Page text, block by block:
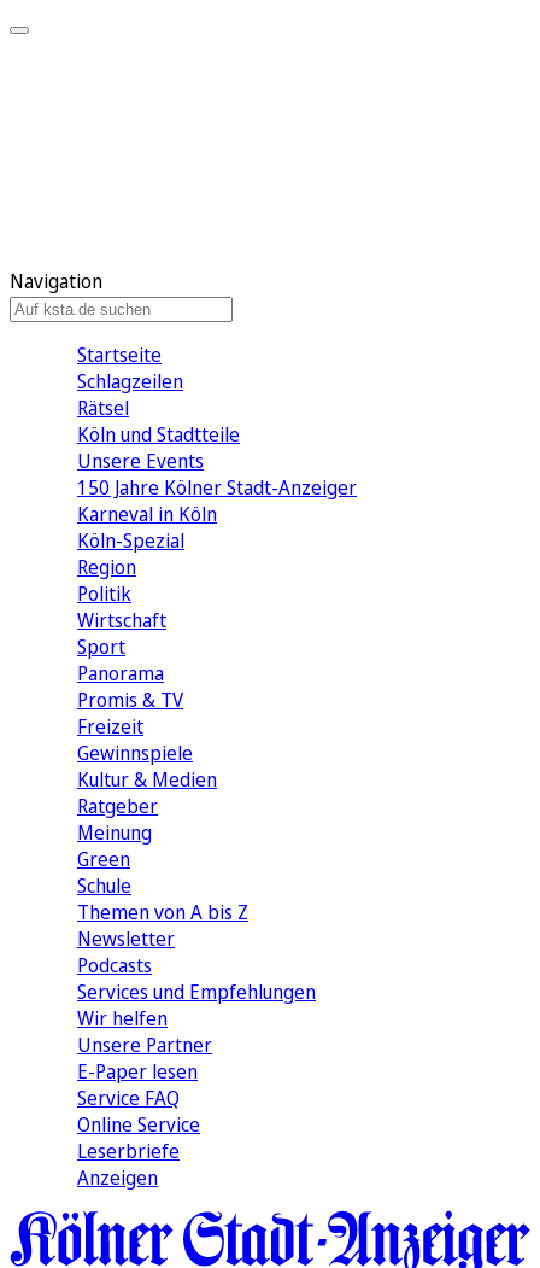
Navigation
Startseite
Schlagzeilen
Rätsel
Köln und Stadtteile
Unsere Events
150 Jahre Kölner Stadt-Anzeiger
Karneval in Köln
Köln-Spezial
Region
Politik
Wirtschaft
Sport
Panorama
Promis & TV
Freizeit
Gewinnspiele
Kultur & Medien
Ratgeber
Meinung
Green
Schule
Themen von A bis Z
Newsletter
Podcasts
Services und Empfehlungen
Wir helfen
Unsere Partner
E-Paper lesen
Service FAQ
Online Service
Leserbriefe
Anzeigen